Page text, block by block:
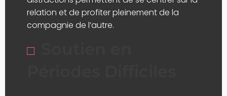
relation et de profiter pleinement de la
compagnie de l’autre.